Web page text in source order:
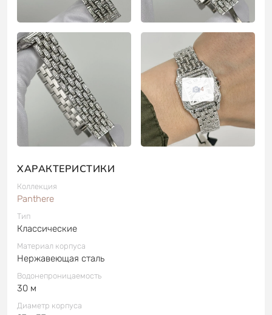
4
ХАРАКТЕРИСТИКИ
Коллекция
Panthere
Тип
Классические
Материал корпуса
Нержавеющая сталь
Водонепроницаемость
30 м
Диаметр корпуса